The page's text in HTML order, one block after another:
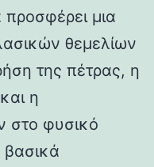
μια
θεμελίων
της πέτρας, η
η
στο φυσικό